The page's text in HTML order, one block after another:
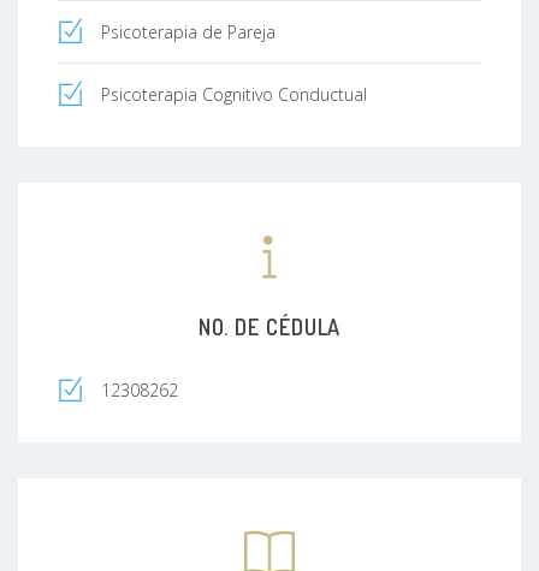
Psicoterapia de Pareja
Psicoterapia Cognitivo Conductual
NO. DE CÉDULA
12308262